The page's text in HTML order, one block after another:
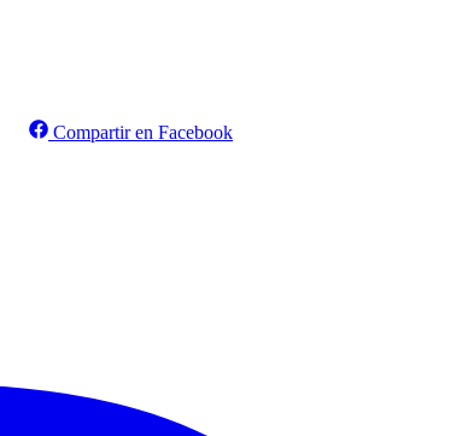
Compartir en Facebook